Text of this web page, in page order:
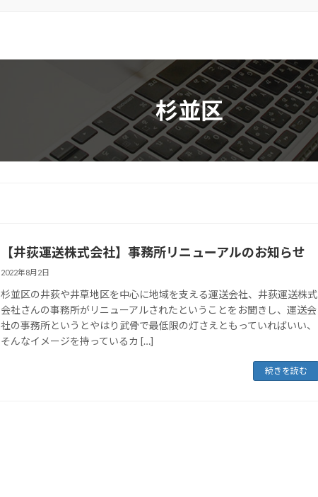
杉並区
【井荻運送株式会社】事務所リニューアルのお知らせ
2022年8月2日
杉並区の井荻や井草地区を中心に地域を支える運送会社、井荻運送株式
会社さんの事務所がリニューアルされたということをお聞きし、運送会
社の事務所というとやはり武骨で最低限の灯さえともっていればいい、
そんなイメージを持っているカ […]
続きを読む